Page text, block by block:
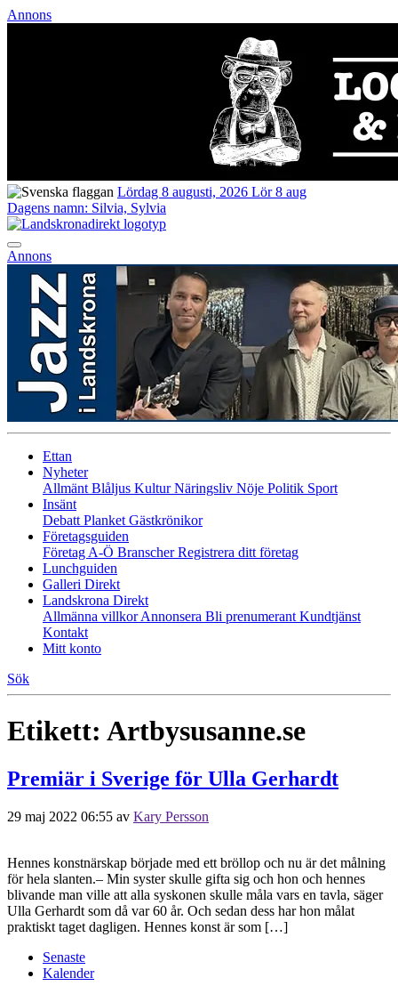
Annons
Lördag 8 augusti, 2026 Lör 8 aug
Dagens namn: Silvia, Sylvia
Annons
Ettan
Nyheter
Allmänt Blåljus KulturNäringsliv Nöje Politik Sport
Insänt
Debatt Planket Gästkrönikor
Företagsguiden
Företag A-Ö BranscherRegistrera ditt företag
Lunchguiden
Galleri Direkt
Landskrona Direkt
Allmänna villkorAnnonsera Bli prenumerant Kundtjänst
Kontakt
Mitt konto
Sök
Etikett: Artbysusanne.se
Premiär i Sverige för Ulla Gerhardt
29 maj 2022 06:55 av Kary Persson
Hennes konstnärskap började med ett bröllop och nu är det målning
för hela slanten.– Min syster skulle gifta sig och hon och hennes
blivande man ville att alla syskonen skulle måla vars en tavla, säger
Ulla Gerhardt som då var 60 år. Och sedan dess har hon målat
praktiskt taget dagligen. Hennes konst är som […]
Senaste
Kalender